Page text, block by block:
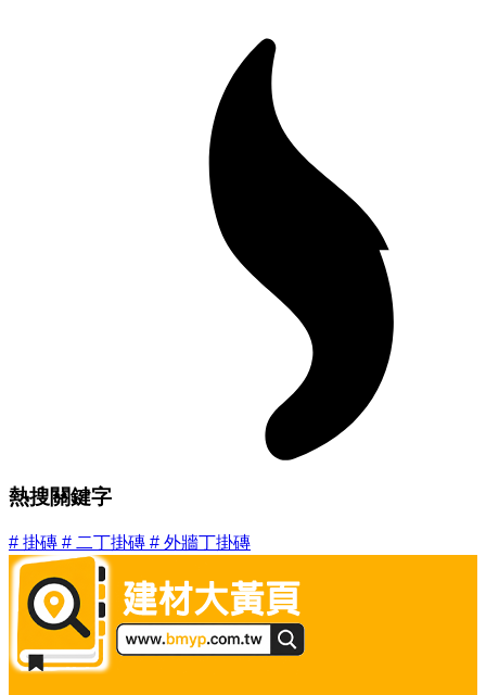
熱搜關鍵字
# 掛磚 # 二丁掛磚 # 外牆丁掛磚